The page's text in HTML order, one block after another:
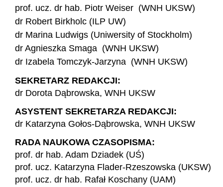
prof. ucz. dr hab. Piotr Weiser (WNH UKSW)
dr Robert Birkholc (ILP UW)
dr Marina Ludwigs (Uniwersity of Stockholm)
dr Agnieszka Smaga (WNH UKSW)
dr Izabela Tomczyk-Jarzyna (WNH UKSW)
SEKRETARZ REDAKCJI:
dr Dorota Dąbrowska, WNH UKSW
ASYSTENT SEKRETARZA REDAKCJI:
dr Katarzyna Gołos-Dąbrowska, WNH UKSW
RADA NAUKOWA CZASOPISMA:
prof. dr hab. Adam Dziadek (UŚ)
prof. ucz. Katarzyna Flader-Rzeszowska (UKSW)
prof. ucz. dr hab. Rafał Koschany (UAM)